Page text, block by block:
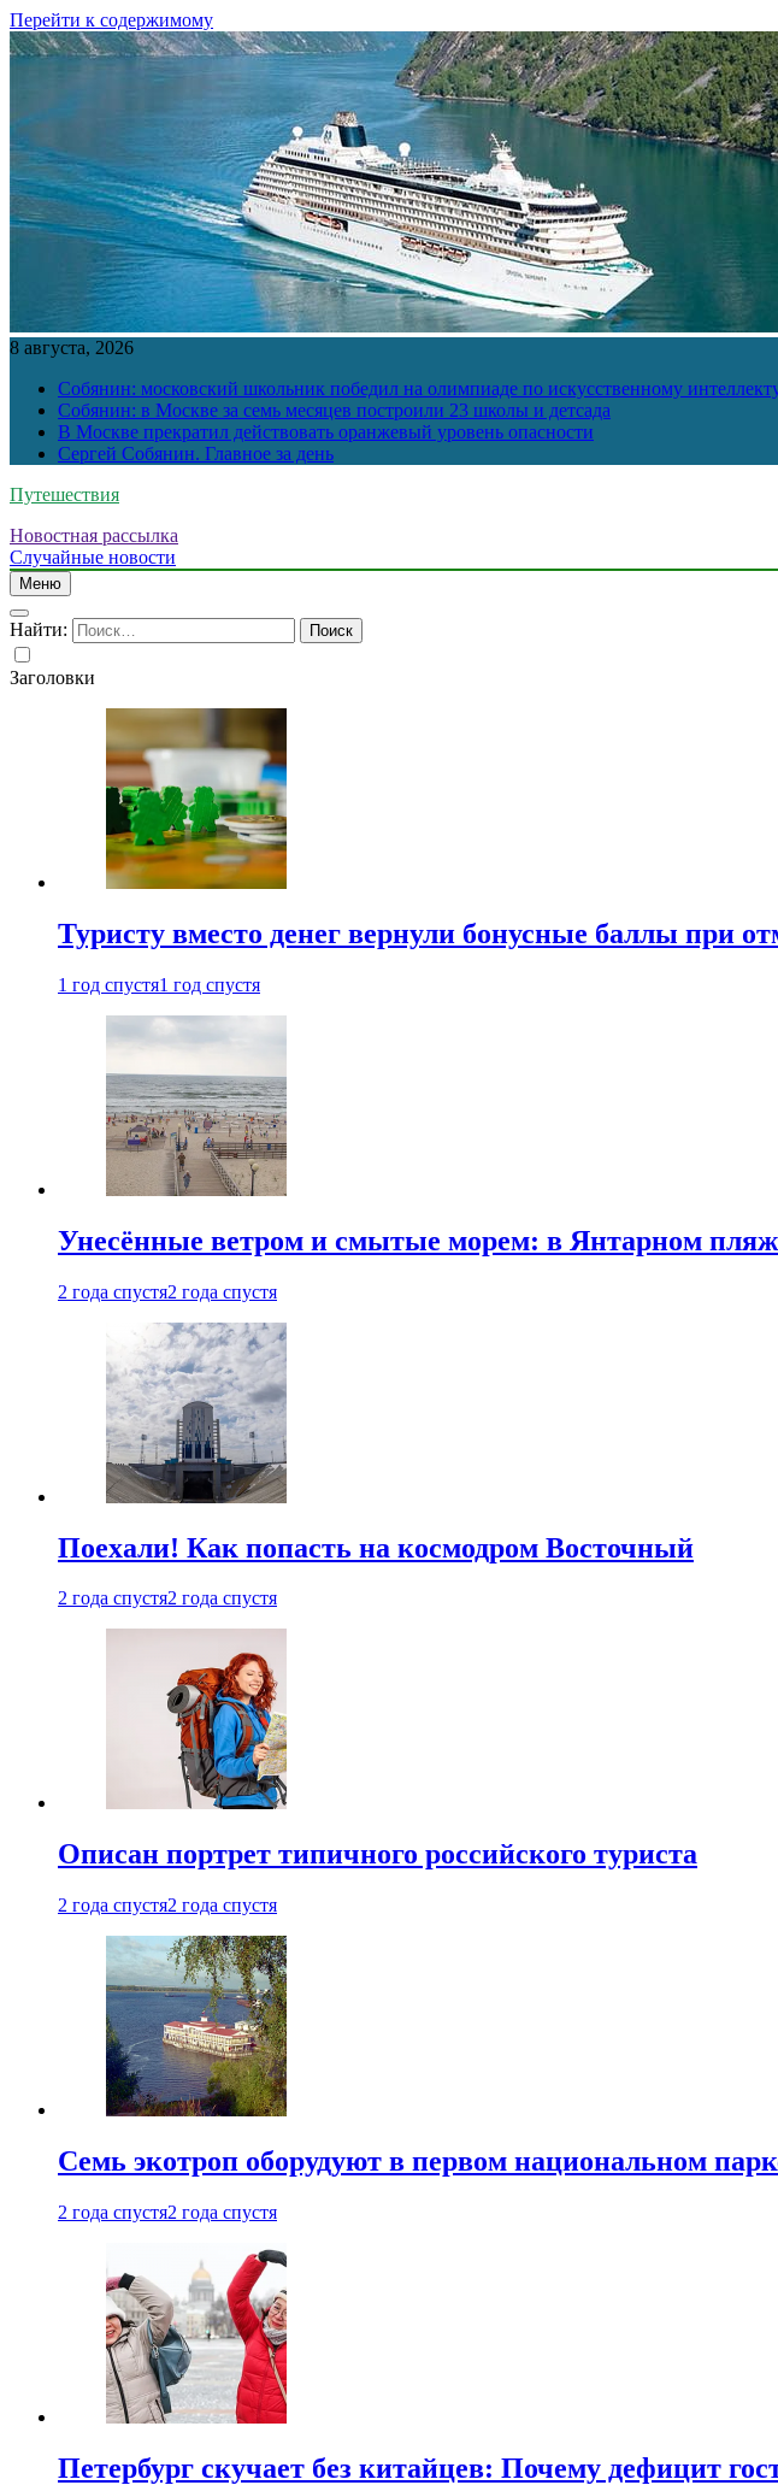
Перейти к содержимому
8 августа, 2026
Собянин: московский школьник победил на олимпиаде по искусственному
Собянин: в Москве за семь месяцев построили 23 школы и детсада
В Москве прекратил действовать оранжевый уровень опасности
Сергей Собянин. Главное за день
Путешествия
Новостная рассылка
Случайные новости
Меню
Найти:
Заголовки
Туристу вместо денег вернули бонусные баллы при
1 год спустя1 год спустя
Унесённые ветром и смытые морем: в Янтарном
2 года спустя2 года спустя
Поехали! Как попасть на космодром Восточный
2 года спустя2 года спустя
Описан портрет типичного российского туриста
2 года спустя2 года спустя
Семь экотроп оборудуют в первом национальном
2 года спустя2 года спустя
Петербург скучает без китайцев: Почему дефицит